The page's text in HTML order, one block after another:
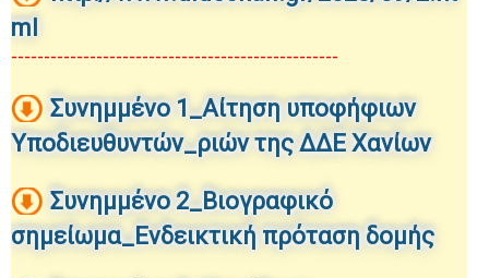
ml
--------------------------------------------------
Συνημμένο 1_Αίτηση υποφήφιων
Υποδιευθυντών_ριών της ΔΔΕ Χανίων
Συνημμένο 2_Βιογραφικό
σημείωμα_Ενδεικτική πρόταση δομής